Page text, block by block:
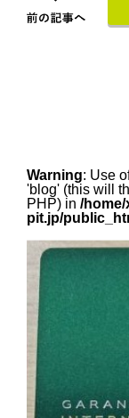
Warning: Use
'blog' (this will
PHP) in /home/
pit.jp/